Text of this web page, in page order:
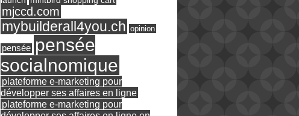
mjccd.com
mybuilderall4you.ch opinion
pensée pensée
socialnomique
plateforme e-marketing pour
développer ses affaires en ligne
plateforme e-marketing pour